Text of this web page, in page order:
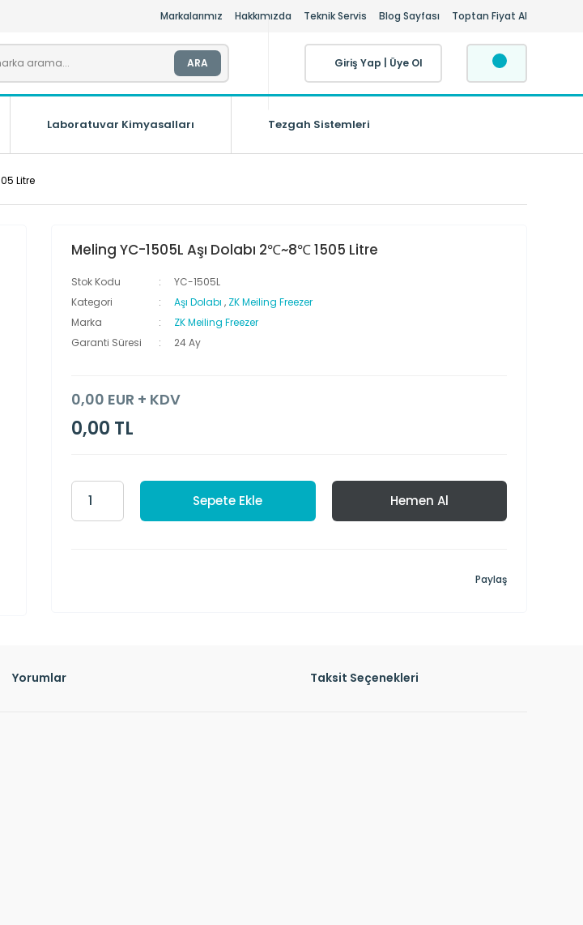
Markalarımız Hakkımızda Teknik Servis Blog Sayfası Toptan Fiyat Al
ARA Giriş Yap Üye Ol
Laboratuvar Kimyasalları Tezgah Sistemleri
Litre
Meling YC-1505L Aşı Dolabı 2℃~8℃ 1505 Litre
Stok Kodu
YC-1505L
Kategori
Aşı Dolabı , ZK Meiling Freezer
Marka
ZK Meiling Freezer
Garanti Süresi
24 Ay
0,00 EUR + KDV
0,00 TL
Sepete Ekle Hemen Al
Paylaş
Yorumlar Taksit Seçenekleri